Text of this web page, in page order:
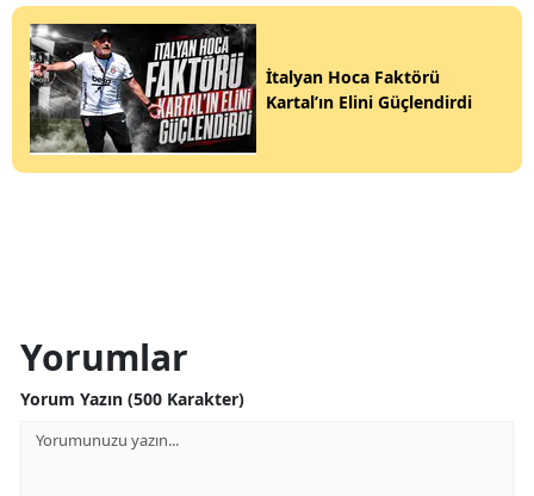
İtalyan Hoca Faktörü
Kartal’ın Elini Güçlendirdi
Yorumlar
Yorum Yazın (500 Karakter)